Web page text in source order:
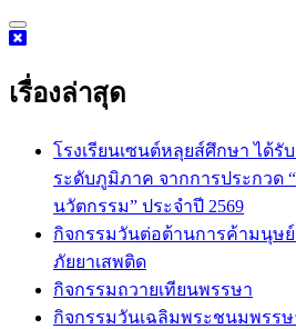
Skip
to
เรื่องล่าสุด
โรงเรียนเซนต์หลุยส์ศึกษา ได้รั
ระดับภูมิภาค จากการประกวด
นวัตกรรม” ประจำปี 2569
กิจกรรม​วันต่อต้านการค้ามนุษ
ภัยยาเสพติด
กิจกรรมถวายเทียนพรรษา
กิจกรรมวันเฉลิมพระชนมพรร